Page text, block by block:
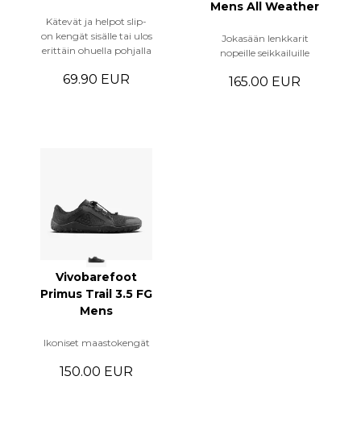
Kätevät ja helpot slip-
on kengät sisälle tai ulos
erittäin ohuella pohjalla
69.90 EUR
Mens All Weather
Jokasään lenkkarit
nopeille seikkailuille
165.00 EUR
Vivobarefoot
Primus Trail 3.5 FG
Mens
Ikoniset maastokengät
150.00 EUR